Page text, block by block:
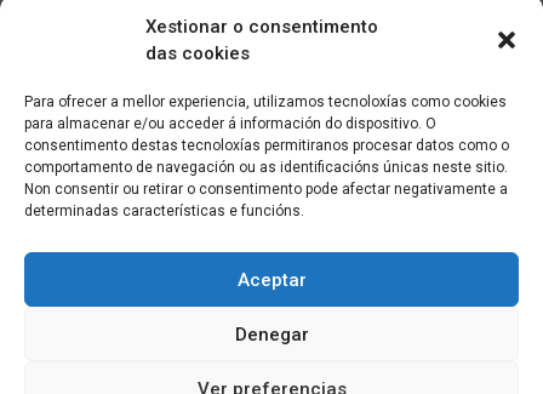
Xestionar o consentimento
das cookies
Para ofrecer a mellor experiencia, utilizamos tecnoloxías como cookies
para almacenar e/ou acceder á información do dispositivo. O
consentimento destas tecnoloxías permitiranos procesar datos como o
comportamento de navegación ou as identificacións únicas neste sitio.
Non consentir ou retirar o consentimento pode afectar negativamente a
determinadas características e funcións.
Aceptar
Denegar
Ver preferencias